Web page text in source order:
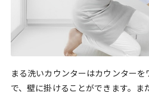
まる洗いカウンターはカウンター
で、壁に掛けることができます。